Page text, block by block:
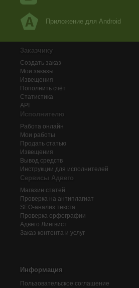
Приложение для Android
Заказчику
Создать заказ
Мои заказы
Извещения
Пополнить счёт
Статистика
API
Исполнителю
Работа онлайн
Мои работы
Продать статью
Извещения
Вывод средств
Инструкции для исполнителей
Сервисы Адвего
Магазин статей
Проверка на антиплагиат
SEO-анализ текста
Проверка орфографии
Адвего Лингвист
Заказ контента и услуг
Информация
Пользовательское соглашение